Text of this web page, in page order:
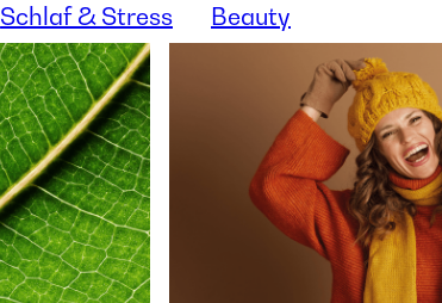
Schlaf & Stress Beauty